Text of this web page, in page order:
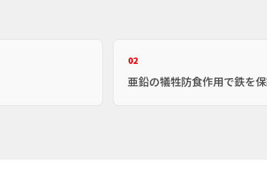
02
亜鉛の犠牲防食作用で鉄を